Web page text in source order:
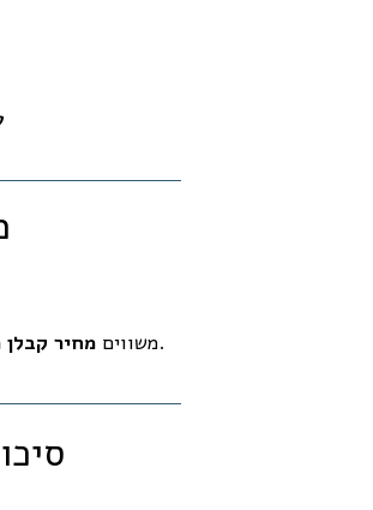
משווים מחיר קבלן
שקולה – אם פרמיית “חדש” גבוהה מדי ואינה מגובה בתזרים, להתרחק.
8)